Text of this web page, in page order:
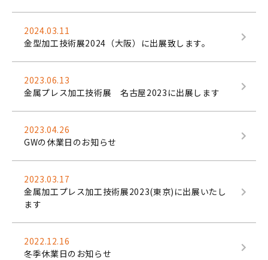
2024.03.11
金型加工技術展2024（大阪）に出展致します。
2023.06.13
金属プレス加工技術展 名古屋2023に出展します
2023.04.26
GWの休業日のお知らせ
2023.03.17
金属加工プレス加工技術展2023(東京)に出展いたし
ます
2022.12.16
冬季休業日のお知らせ